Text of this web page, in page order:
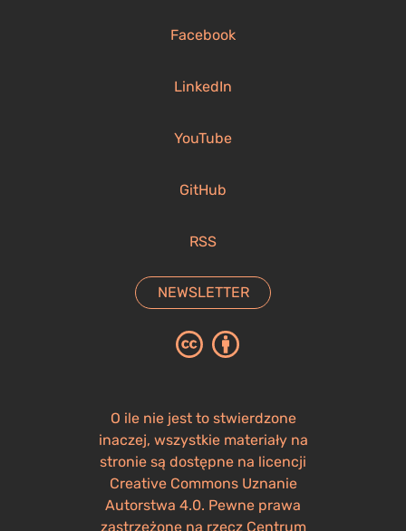
Facebook
LinkedIn
YouTube
GitHub
RSS
NEWSLETTER
O ile nie jest to stwierdzone
inaczej, wszystkie materiały na
stronie są dostępne na licencji
Creative Commons Uznanie
Autorstwa 4.0. Pewne prawa
zastrzeżone na rzecz Centrum